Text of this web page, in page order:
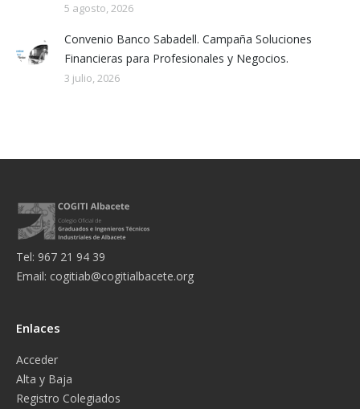
5 agosto, 2026
Convenio Banco Sabadell. Campaña Soluciones
Financieras para Profesionales y Negocios.
3 julio, 2026
Tel: 967 21 94 39
Email: cogitiab@cogitialbacete.org
Enlaces
Acceder
Alta y Baja
Registro Colegiados